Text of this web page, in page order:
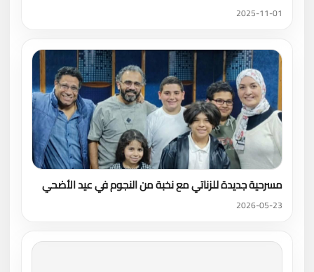
2025-11-01
مسرحية جديدة للزناتي مع نخبة من النجوم في عيد الأضحي
2026-05-23